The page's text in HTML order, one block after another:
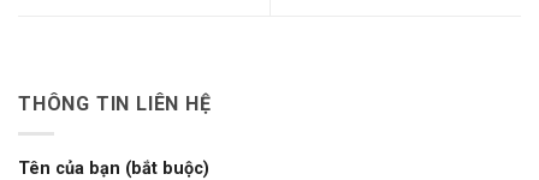
THÔNG TIN LIÊN HỆ
Tên của bạn (bắt buộc)